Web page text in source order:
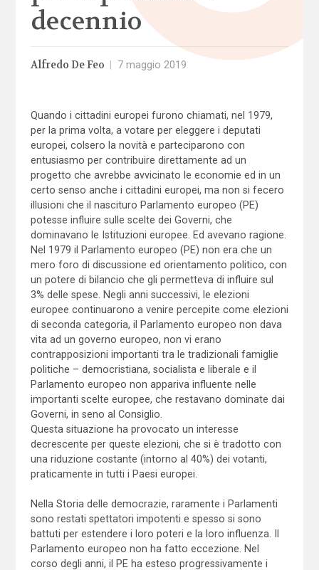
decennio
Alfredo De Feo 7 maggio 2019
Quando i cittadini europei furono chiamati, nel 1979,
per la prima volta, a votare per eleggere i deputati
europei, colsero la novità e parteciparono con
entusiasmo per contribuire direttamente ad un
progetto che avrebbe avvicinato le economie ed in un
certo senso anche i cittadini europei, ma non si fecero
illusioni che il nascituro Parlamento europeo (PE)
potesse influire sulle scelte dei Governi, che
dominavano le Istituzioni europee. Ed avevano ragione.
Nel 1979 il Parlamento europeo (PE) non era che un
mero foro di discussione ed orientamento politico, con
un potere di bilancio che gli permetteva di influire sul
3% delle spese. Negli anni successivi, le elezioni
europee continuarono a venire percepite come elezioni
di seconda categoria, il Parlamento europeo non dava
vita ad un governo europeo, non vi erano
contrapposizioni importanti tra le tradizionali famiglie
politiche – democristiana, socialista e liberale e il
Parlamento europeo non appariva influente nelle
importanti scelte europee, che restavano dominate dai
Governi, in seno al Consiglio.
Questa situazione ha provocato un interesse
decrescente per queste elezioni, che si è tradotto con
una riduzione costante (intorno al 40%) dei votanti,
praticamente in tutti i Paesi europei.
Nella Storia delle democrazie, raramente i Parlamenti
sono restati spettatori impotenti e spesso si sono
battuti per estendere i loro poteri e la loro influenza. Il
Parlamento europeo non ha fatto eccezione. Nel
corso degli anni, il PE ha esteso progressivamente i